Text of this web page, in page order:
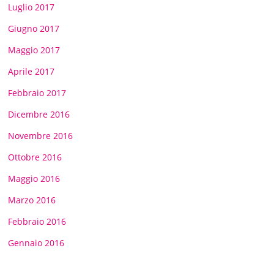
Luglio 2017
Giugno 2017
Maggio 2017
Aprile 2017
Febbraio 2017
Dicembre 2016
Novembre 2016
Ottobre 2016
Maggio 2016
Marzo 2016
Febbraio 2016
Gennaio 2016